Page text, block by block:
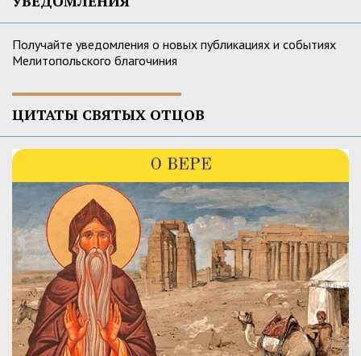
Получайте уведомления о новых публикациях и событиях
Мелитопольского благочиния
ЦИТАТЫ СВЯТЫХ ОТЦОВ